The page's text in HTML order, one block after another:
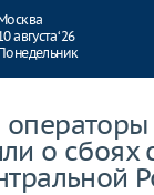
августа ‘26
о сбоях